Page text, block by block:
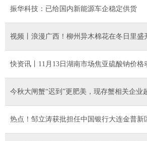
振华科技：已给国内新能源车企稳定供货
视频丨浪漫广西！柳州异木棉花在冬日里盛
快资讯丨11月13日湖南市场焦亚硫酸钠价格
今秋大闸蟹“迟到”更肥美，现存蟹相关企业
热点！邹立涛获批担任中国银行大连金普新